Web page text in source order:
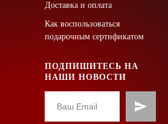
Доставка и оплата
Как воспользоваться
подарочным сертификатом
ПОДПИШИТЕСЬ НА
НАШИ НОВОСТИ